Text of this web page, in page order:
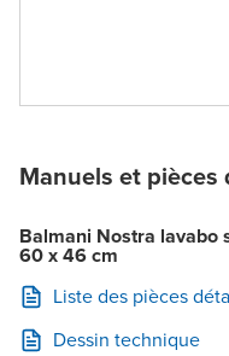
Manuels et pièces
Balmani Nostra lavabo
60 x 46 cm
Liste des pièces
Dessin technique